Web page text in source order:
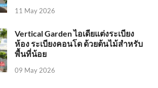
11 May 2026
Vertical Garden ไอเดียแต่งระเบียง
ห้อง ระเบียงคอนโด ด้วยต้นไม้สำหรับ
พื้นที่น้อย
09 May 2026